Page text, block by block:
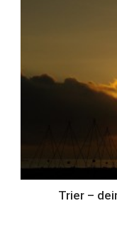
Trier –